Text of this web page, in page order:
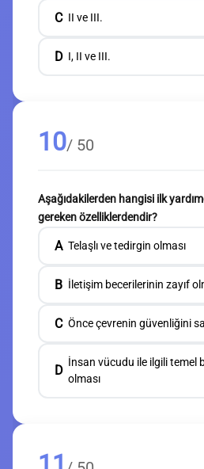
C II ve III.
D I, II ve III.
10/ 50
Aşağıdakilerden hangisi ilk
gereken özelliklerdendir?
A Telaşlı ve tedirgin olması
B İletişim becerilerinin zayıf
C Önce çevrenin güvenliğini
D
İnsan vücudu ile ilgili temel
olması